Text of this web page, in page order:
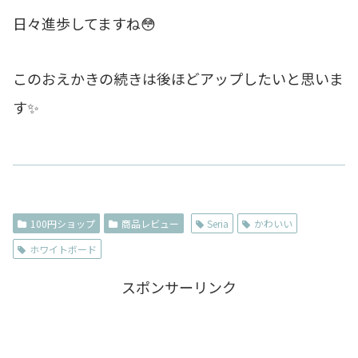
日々進歩してますね😳
このおえかきの続きは後ほどアップしたいと思いま
す✨
100円ショップ 商品レビュー Seria
かわいい
ホワイトボード
スポンサーリンク